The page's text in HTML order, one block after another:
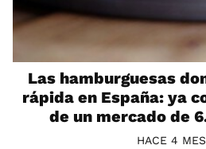
Las hamburguesas
rápida en España: ya
de un mercado de
HACE 4